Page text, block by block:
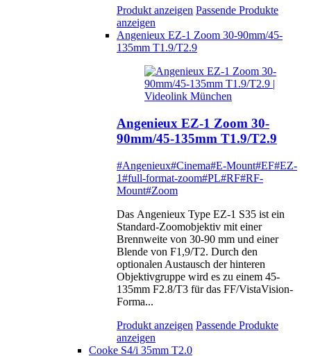
Produkt anzeigen Passende Produkte
anzeigen
Angenieux EZ-1 Zoom 30-90mm/45-
135mm T1.9/T2.9
Angenieux EZ-1 Zoom 30-
90mm/45-135mm T1.9/T2.9
#Angenieux#Cinema#E-Mount#EF#EZ-
1#full-format-zoom#PL#RF#RF-
Mount#Zoom
Das Angenieux Type EZ-1 S35 ist ein
Standard-Zoomobjektiv mit einer
Brennweite von 30-90 mm und einer
Blende von F1,9/T2. Durch den
optionalen Austausch der hinteren
Objektivgruppe wird es zu einem 45-
135mm F2.8/T3 für das FF/VistaVision-
Forma...
Produkt anzeigen Passende Produkte
anzeigen
Cooke S4/i 35mm T2.0